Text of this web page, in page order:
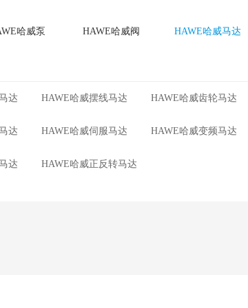
哈威泵 HAWE哈威阀 HAWE哈威马达
达 HAWE哈威摆线马达 HAWE哈威齿轮马达
达 HAWE哈威伺服马达 HAWE哈威变频马达
达 HAWE哈威正反转马达